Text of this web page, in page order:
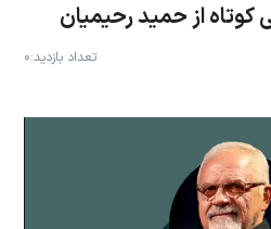
از حمید رحیمیان
تعداد بازدید:۰